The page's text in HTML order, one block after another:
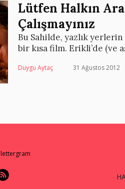
Lütfen Halkın
Çalışmayınız
Bu Sahilde, yazlık
bir kısa film. Erikli’de (ve
Duygu Aytaç 31 Ağustos 2012
lettergram